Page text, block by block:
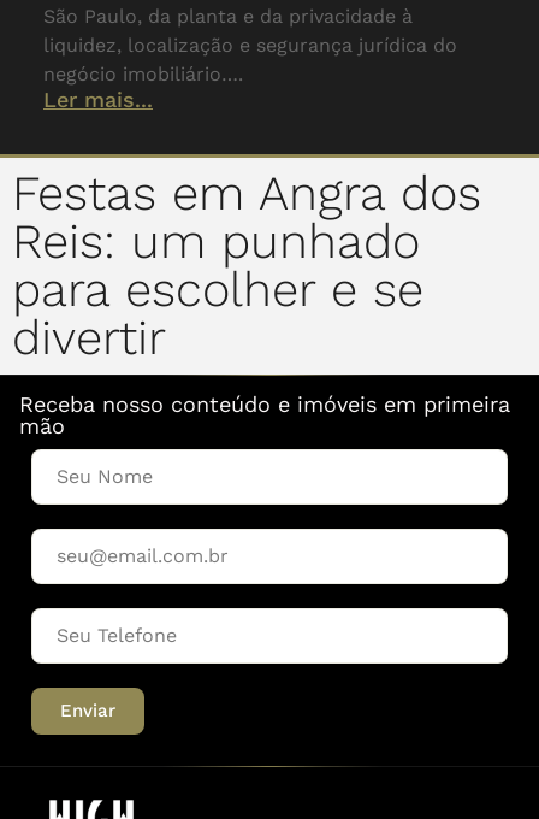
São Paulo, da planta e da privacidade à
liquidez, localização e segurança jurídica do
negócio imobiliário….
Ler mais...
Festas em Angra dos
Reis: um punhado
para escolher e se
divertir
Receba nosso conteúdo e imóveis em primeira
mão
Enviar